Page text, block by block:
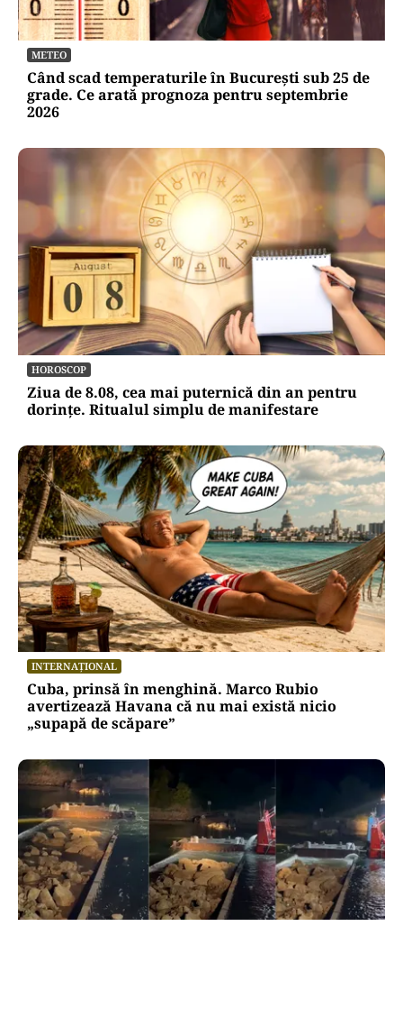
METEO
Când scad temperaturile în București sub 25 de
grade. Ce arată prognoza pentru septembrie
2026
HOROSCOP
Ziua de 8.08, cea mai puternică din an pentru
dorințe. Ritualul simplu de manifestare
INTERNAȚIONAL
Cuba, prinsă în menghină. Marco Rubio
avertizează Havana că nu mai există nicio
„supapă de scăpare”